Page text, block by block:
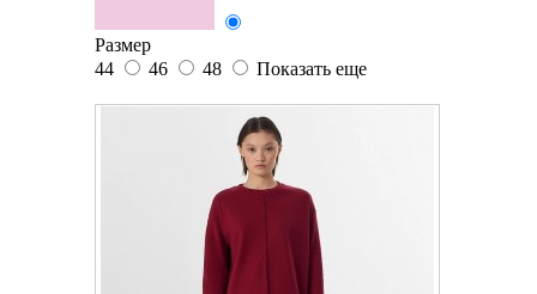
Размер
44
46 48 Показать еще